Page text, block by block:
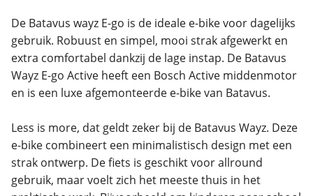
De Batavus wayz E-go is de ideale e-bike voor dagelijks
gebruik. Robuust en simpel, mooi strak afgewerkt en
extra comfortabel dankzij de lage instap. De Batavus
Wayz E-go Active heeft een Bosch Active middenmotor
en is een luxe afgemonteerde e-bike van Batavus.
Less is more, dat geldt zeker bij de Batavus Wayz. Deze
e-bike combineert een minimalistisch design met een
strak ontwerp. De fiets is geschikt voor allround
gebruik, maar voelt zich het meeste thuis in het